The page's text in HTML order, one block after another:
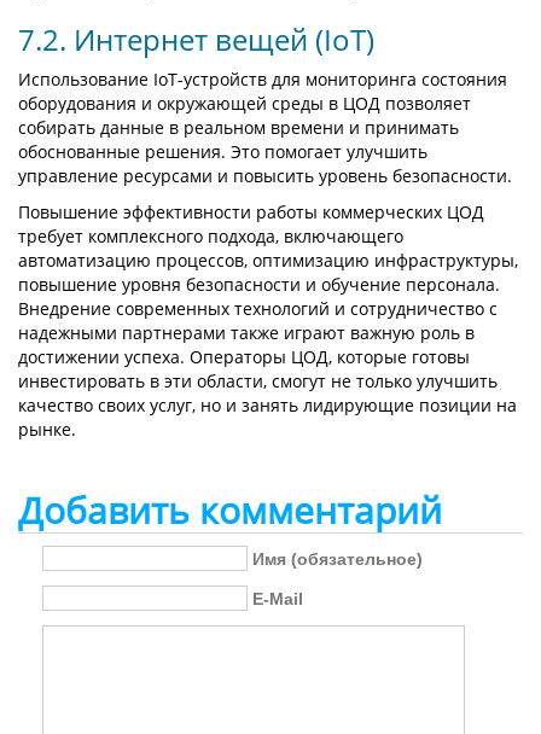
7.2. Интернет вещей (IoT)
Использование IoT-устройств для мониторинга состояния
оборудования и окружающей среды в ЦОД позволяет
собирать данные в реальном времени и принимать
обоснованные решения. Это помогает улучшить
управление ресурсами и повысить уровень безопасности.
Повышение эффективности работы коммерческих ЦОД
требует комплексного подхода, включающего
автоматизацию процессов, оптимизацию инфраструктуры,
повышение уровня безопасности и обучение персонала.
Внедрение современных технологий и сотрудничество с
надежными партнерами также играют важную роль в
достижении успеха. Операторы ЦОД, которые готовы
инвестировать в эти области, смогут не только улучшить
качество своих услуг, но и занять лидирующие позиции на
рынке.
Добавить комментарий
Имя (обязательное)
E-Mail